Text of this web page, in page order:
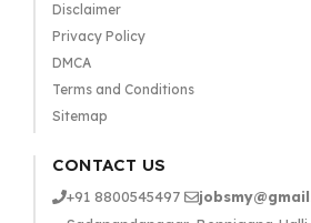
Disclaimer
Privacy Policy
DMCA
Terms and Conditions
Sitemap
CONTACT US
+91 8800545497